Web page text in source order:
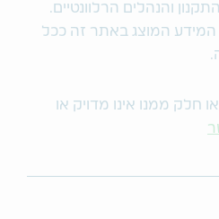
והנהלים הרלוונטיים.
המוצג באתר זה ככל
חלק ממנו אינו מדויק או